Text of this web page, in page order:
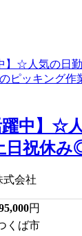
躍中】☆
日祝休み
式会社
円
くば市